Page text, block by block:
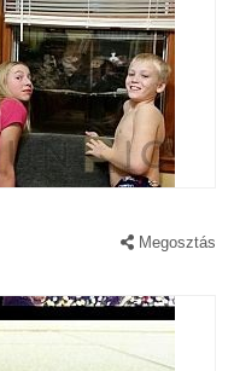
Megosztás